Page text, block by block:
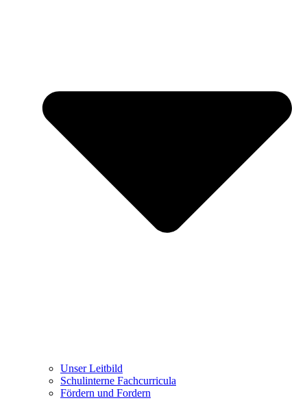
Unser Leitbild
Schulinterne Fachcurricula
Fördern und Fordern